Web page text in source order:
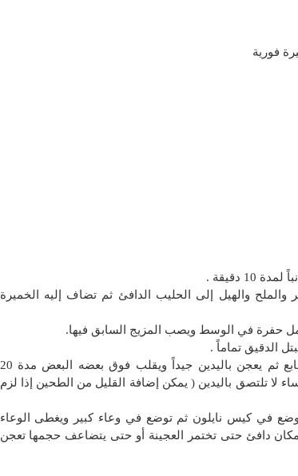
دقيقة .
والهيل إلى الحليب الدافئ ثم تضاف إليه الخميرة
حفرة في الوسط ويصب المزيج السابق فيها.
الدقيق تماماً .
يخلط الدقيق مع السوائل بأطراف الأصابع ثم يعجن باليدين جيداً ويقلب فوق بعضه البعض مدة 20
لا تلتصق باليدين ( يمكن إضافة القليل من الطحين إذا لزم
في كيس نايلون ثم توضع في وعاء كبير ويغطى الوعاء
دافئ حتى تختمر العجينة أو حتى يتضاعف حجمها تعجن